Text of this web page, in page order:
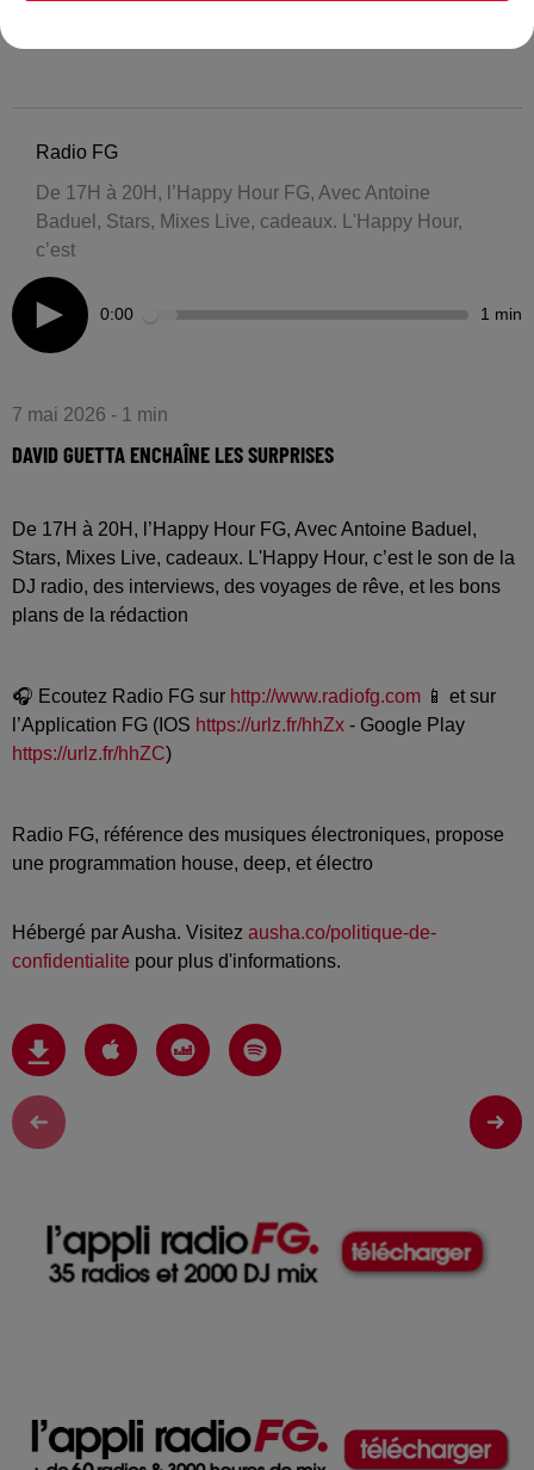
Radio FG
De 17H à 20H, l’Happy Hour FG, Avec Antoine
Baduel, Stars, Mixes Live, cadeaux. L'Happy Hour,
c’est
0:00 1 min
7 mai 2026 - 1 min
DAVID GUETTA ENCHAÎNE LES SURPRISES
De 17H à 20H, l’Happy Hour FG, Avec Antoine Baduel,
Stars, Mixes Live, cadeaux. L'Happy Hour, c’est le son de la
DJ radio, des interviews, des voyages de rêve, et les bons
plans de la rédaction
🎧 Ecoutez Radio FG sur http://www.radiofg.com 📱 et sur
l’Application FG (IOS https://urlz.fr/hhZx - Google Play
https://urlz.fr/hhZC)
Radio FG, référence des musiques électroniques, propose
une programmation house, deep, et électro
Hébergé par Ausha. Visitez ausha.co/politique-de-
confidentialite pour plus d'informations.